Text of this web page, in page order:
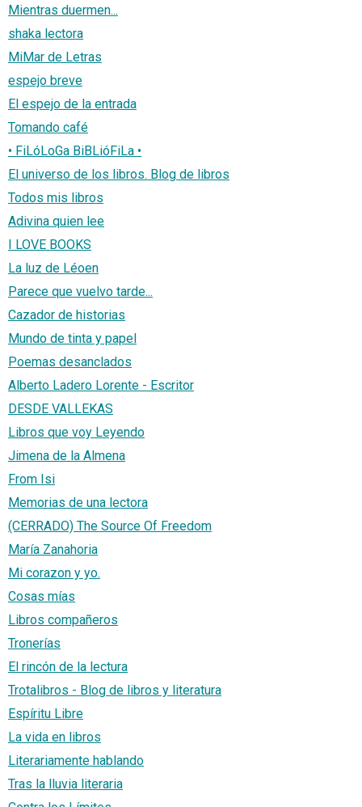
Mientras duermen...
shaka lectora
MiMar de Letras
espejo breve
El espejo de la entrada
Tomando café
• FiLóLoGa BiBLióFiLa •
El universo de los libros. Blog de libros
Todos mis libros
Adivina quien lee
I LOVE BOOKS
La luz de Léoen
Parece que vuelvo tarde...
Cazador de historias
Mundo de tinta y papel
Poemas desanclados
Alberto Ladero Lorente - Escritor
DESDE VALLEKAS
Libros que voy Leyendo
Jimena de la Almena
From Isi
Memorias de una lectora
(CERRADO) The Source Of Freedom
María Zanahoria
Mi corazon y yo.
Cosas mías
Libros compañeros
Tronerías
El rincón de la lectura
Trotalibros - Blog de libros y literatura
Espíritu Libre
La vida en libros
Literariamente hablando
Tras la lluvia literaria